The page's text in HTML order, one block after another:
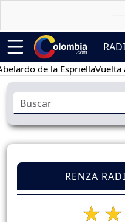
de la EspriellaVuelta a
RENZA